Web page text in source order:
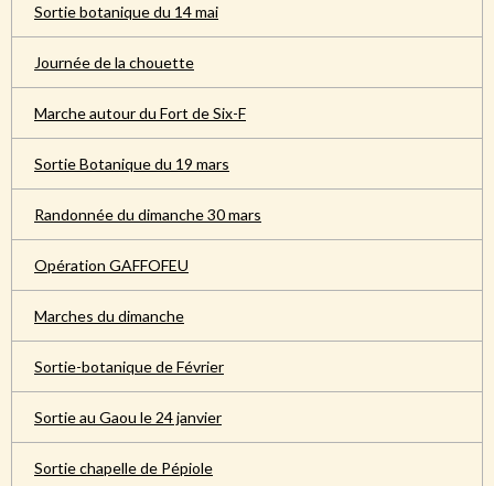
Sortie botanique du 14 mai
Journée de la chouette
Marche autour du Fort de Six-F
Sortie Botanique du 19 mars
Randonnée du dimanche 30 mars
Opération GAFFOFEU
Marches du dimanche
Sortie-botanique de Février
Sortie au Gaou le 24 janvier
Sortie chapelle de Pépiole